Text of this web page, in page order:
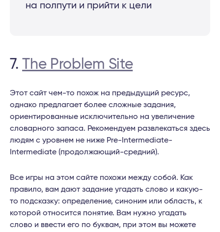
на полпути и прийти к цели
7.The Problem Site
Этот сайт чем-то похож на предыдущий ресурс,
однако предлагает более сложные задания,
ориентированные исключительно на увеличение
словарного запаса. Рекомендуем развлекаться здесь
людям с уровнем не ниже Pre-Intermediate-
Intermediate (продолжающий-средний).
Все игры на этом сайте похожи между собой. Как
правило, вам дают задание угадать слово и какую-
то подсказку: определение, синоним или область, к
которой относится понятие. Вам нужно угадать
слово и ввести его по буквам, при этом вы можете